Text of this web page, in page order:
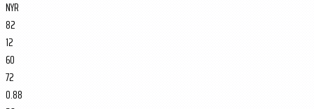
NYR
82
12
60
72
0.88